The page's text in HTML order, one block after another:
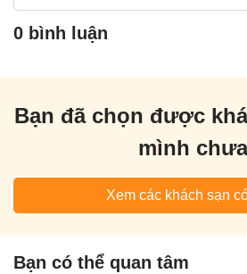
0 bình luận
Bạn đã chọn được
mình
Xem các khách sạn
Bạn có thể quan tâm